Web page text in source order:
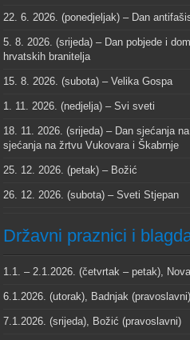
22. 6. 2026. (ponedjeljak) – Dan
5. 8. 2026. (srijeda) – Dan pobjede i
hrvatskih branitelja
15. 8. 2026. (subota) – Velika Gospa
1. 11. 2026. (nedjelja) – Svi sveti
18. 11. 2026. (srijeda) – Dan sjećanja
sjećanja na žrtvu Vukovara i Škabrnje
25. 12. 2026. (petak) – Božić
26. 12. 2026. (subota) – Sveti Stjepan
Državni praznici i
1.1. – 2.1.2026. (četvrtak – petak),
6.1.2026. (utorak), Badnjak (pravoslavni)
7.1.2026. (srijeda), Božić (pravoslavni)